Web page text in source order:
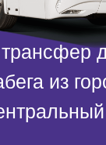
из